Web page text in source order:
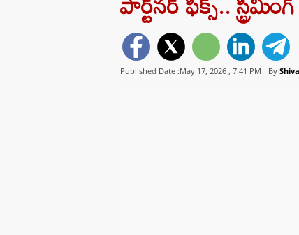
Published Date :May 17, 2026 , 7:41 PM By